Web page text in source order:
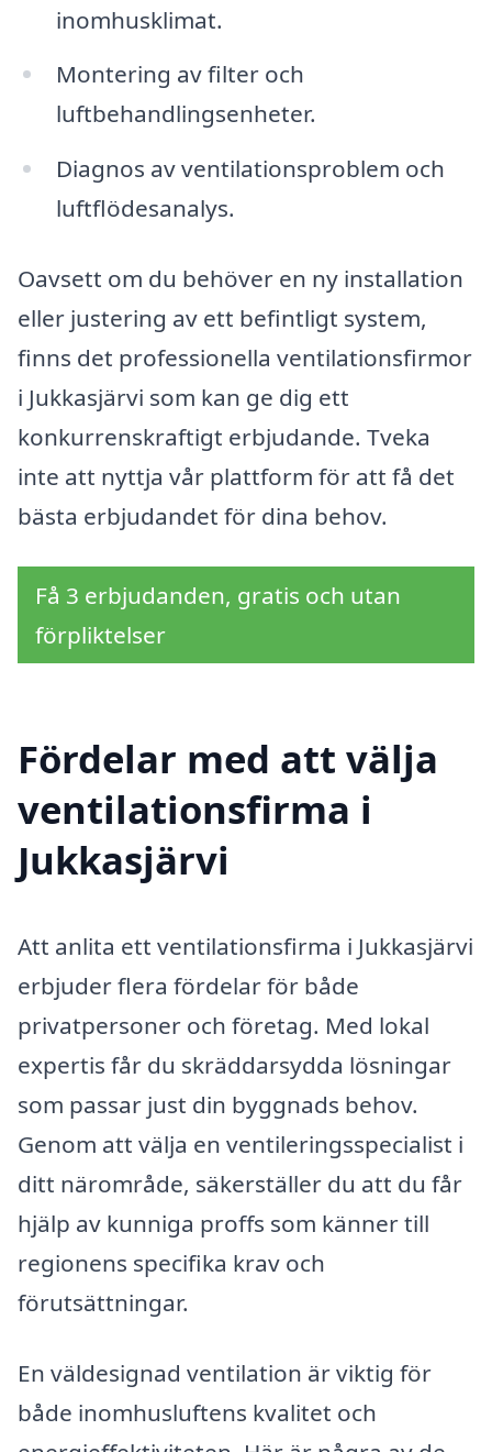
inomhusklimat.
Montering av filter och
luftbehandlingsenheter.
Diagnos av ventilationsproblem och
luftflödesanalys.
Oavsett om du behöver en ny installation
eller justering av ett befintligt system,
finns det professionella ventilationsfirmor
i Jukkasjärvi som kan ge dig ett
konkurrenskraftigt erbjudande. Tveka
inte att nyttja vår plattform för att få det
bästa erbjudandet för dina behov.
Få 3 erbjudanden, gratis och utan
förpliktelser
Fördelar med att välja
ventilationsfirma i
Jukkasjärvi
Att anlita ett ventilationsfirma i Jukkasjärvi
erbjuder flera fördelar för både
privatpersoner och företag. Med lokal
expertis får du skräddarsydda lösningar
som passar just din byggnads behov.
Genom att välja en ventileringsspecialist i
ditt närområde, säkerställer du att du får
hjälp av kunniga proffs som känner till
regionens specifika krav och
förutsättningar.
En väldesignad ventilation är viktig för
både inomhusluftens kvalitet och